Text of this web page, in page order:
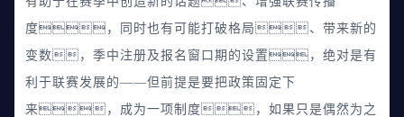
度，同时也有可能打破格局、带来新的
变数，季中注册及报名窗口期的设置，绝对是有
利于联赛发展的——但前提是要把政策固定下
来，成为一项制度，如果只是偶然为之